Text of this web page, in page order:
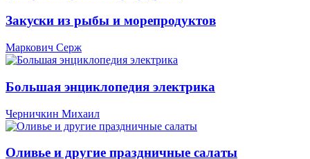
Закуски из рыбы и морепродуктов
Маркович Серж
Большая энциклопедия электрика
Черничкин Михаил
Оливье и другие праздничные салаты